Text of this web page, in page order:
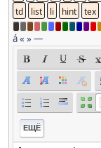
á« »—
ЕЩЁ